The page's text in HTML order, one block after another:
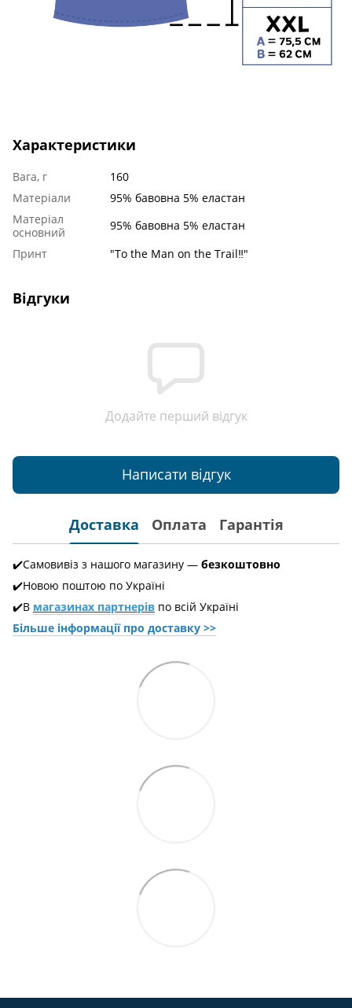
Характеристики
Вага, г
160
Матеріали
95% бавовна 5% еластан
Матеріал
основний
95% бавовна 5% еластан
Принт
"To the Man on the Trail‼"
Відгуки
Додайте перший відгук
Написати відгук
Доставка Оплата Гарантія
✔️Самовивіз з нашого магазину — безкоштовно
✔️Новою поштою по Україні
✔️В магазинах партнерів по всій Україні
Більше інформації про доставкy >>